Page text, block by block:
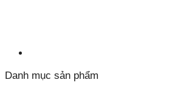
Danh mục sản phẩm